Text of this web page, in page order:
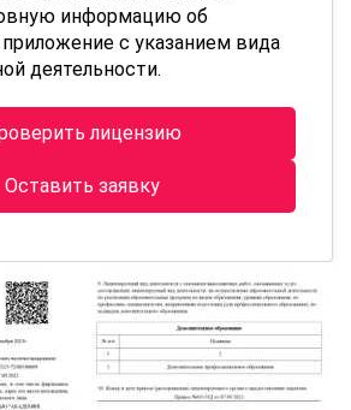
информацию об
приложение с указанием вида
деятельности.
лицензию
Оставить заявку